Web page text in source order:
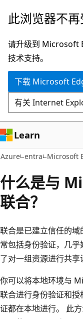
跳
主
要
内
此浏览器不再
请升级到 Microsoft
技术支持。
下载 Microsoft
有关 Internet
Learn
Azure entra Microsoft
什么是与
联合？
联合是已建立信任的
常包括身份验证，几
了对一组资源进行共享
你可以将本地环境与
联合进行身份验证和
证都在本地进行。 此